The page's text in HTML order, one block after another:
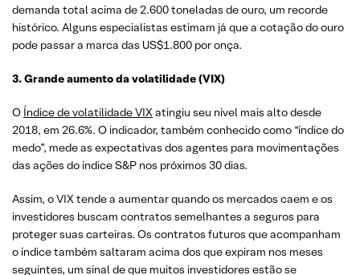
demanda total acima de 2.600 toneladas de ouro, um recorde
histórico. Alguns especialistas estimam já que a cotação do ouro
pode passar a marca das US$1.800 por onça.
3. Grande aumento da volatilidade (VIX)
O Índice de volatilidade VIXatingiu seu nível mais alto desde
2018, em 26.6%. O indicador, também conhecido como “índice do
medo”, mede as expectativas dos agentes para movimentações
das ações do índice S&P nos próximos 30 dias.
Assim, o VIX tende a aumentar quando os mercados caem e os
investidores buscam contratos semelhantes a seguros para
proteger suas carteiras. Os contratos futuros que acompanham
o índice também saltaram acima dos que expiram nos meses
seguintes, um sinal de que muitos investidores estão se